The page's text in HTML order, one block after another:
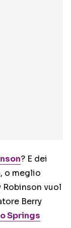
? E dei
o meglio
Robinson vuol
Berry
Springs